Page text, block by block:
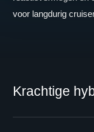
voor langdurig
Krachtige